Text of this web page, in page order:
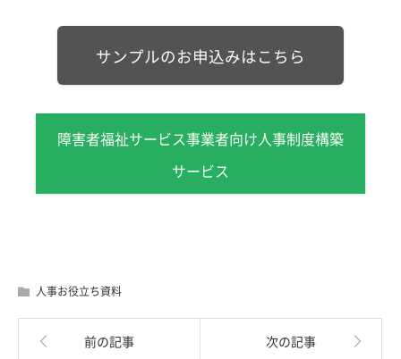
サンプルのお申込みはこちら
障害者福祉サービス事業者向け人事制度構築
サービス
人事お役立ち資料
前の記事 次の記事